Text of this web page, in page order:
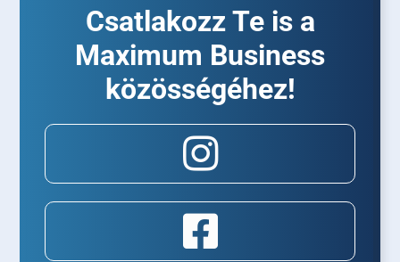
Csatlakozz Te is a
Maximum Business
közösségéhez!